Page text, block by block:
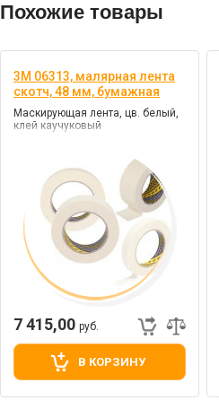
Похожие товары
3M 06313, малярная лента
скотч, 48 мм, бумажная
Маскирующая лента, цв. белый,
клей каучуковый
7 415,00 руб.
В КОРЗИНУ